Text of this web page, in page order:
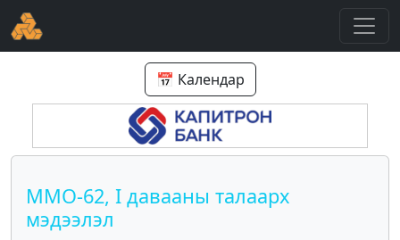
📅 Календар
ММО-62, I давааны талаарх
мэдээлэл